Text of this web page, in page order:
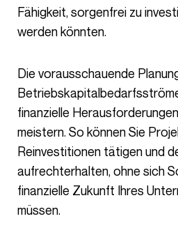
Fähigkeit, sorgenfrei zu
werden könnten.
Die vorausschauende Planung Ihrer
finanzielle
meistern. So können Sie
Reinvestitionen tätigen und
aufrechterhalten, ohne sich
finanzielle Zukunft Ihres
müssen.